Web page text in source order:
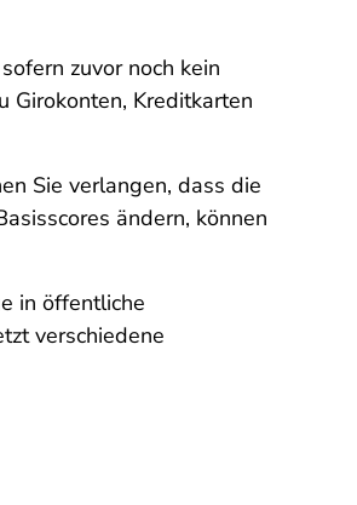
zuvor noch kein
Girokonten, Kreditkarten
Sie verlangen, dass die
ändern, können
in öffentliche
verschiedene